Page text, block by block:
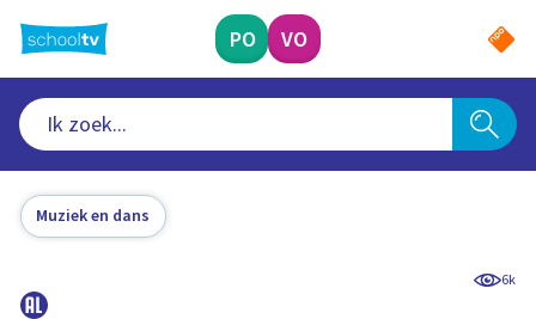
naar
hoofdinhoud
PO VO
Muziek en dans
6k